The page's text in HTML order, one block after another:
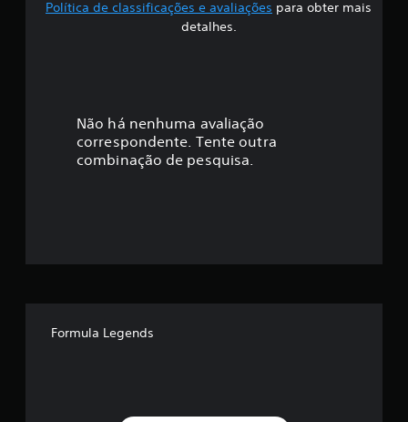
m
é
Política de classificações e avaliações para obter mais
detalhes.
Não há nenhuma avaliação
correspondente. Tente outra
combinação de pesquisa.
Formula Legends